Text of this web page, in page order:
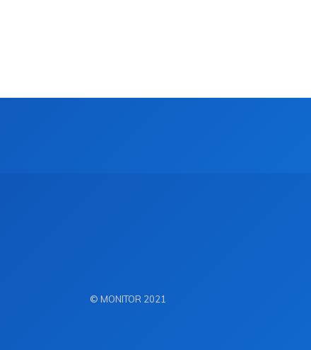
© MONITOR 2021